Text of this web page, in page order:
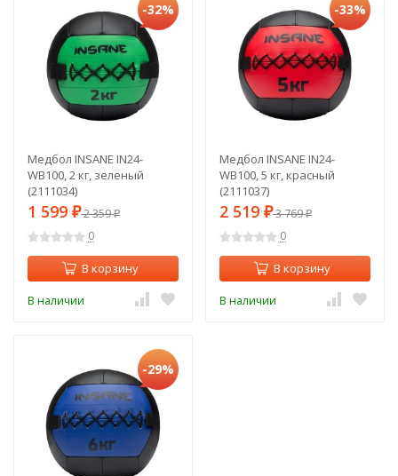
-32%
Медбол INSANE IN24-
WB100, 2 кг, зеленый
(2111034)
1 599 ₽2 359₽
0
В корзину
В наличии
-33%
Медбол INSANE IN24-
WB100, 5 кг, красный
(2111037)
2 519 ₽3 769₽
0
В корзину
В наличии
-29%